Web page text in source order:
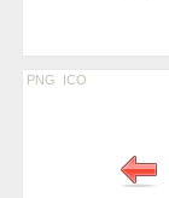
PNG ICO